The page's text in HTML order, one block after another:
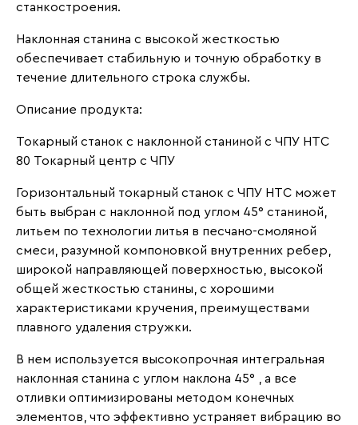
станкостроения.
Наклонная станина с высокой жесткостью
обеспечивает стабильную и точную обработку в
течение длительного строка службы.
Описание продукта:
Токарный станок с наклонной станиной с ЧПУ HTC
80 Токарный центр с ЧПУ
Горизонтальный токарный станок с ЧПУ HTC может
быть выбран с наклонной под углом 45° станиной,
литьем по технологии литья в песчано-смоляной
смеси, разумной компоновкой внутренних ребер,
широкой направляющей поверхностью, высокой
общей жесткостью станины, с хорошими
характеристиками кручения, преимуществами
плавного удаления стружки.
В нем используется высокопрочная интегральная
наклонная станина с углом наклона 45° , а все
отливки оптимизированы методом конечных
элементов, что эффективно устраняет вибрацию во